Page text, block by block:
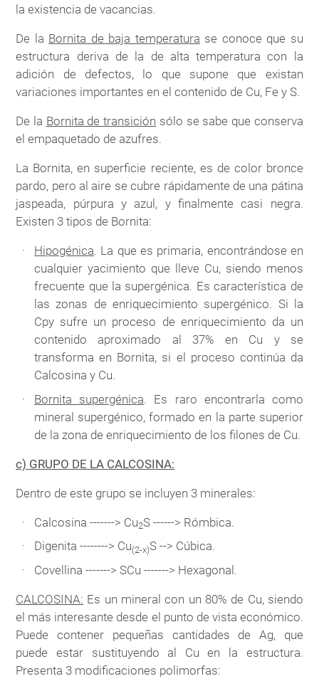
la existencia de vacancias.
De la Bornita de baja temperatura se conoce que su
estructura deriva de la de alta temperatura con la
adición de defectos, lo que supone que existan
variaciones importantes en el contenido de Cu, Fe y S.
De la Bornita de transición sólo se sabe que conserva
el empaquetado de azufres.
La Bornita, en superficie reciente, es de color bronce
pardo, pero al aire se cubre rápidamente de una pátina
jaspeada, púrpura y azul, y finalmente casi negra.
Existen 3 tipos de Bornita:
Hipogénica. La que es primaria, encontrándose en
cualquier yacimiento que lleve Cu, siendo menos
frecuente que la supergénica. Es característica de
las zonas de enriquecimiento supergénico. Si la
Cpy sufre un proceso de enriquecimiento da un
contenido aproximado al 37% en Cu y se
transforma en Bornita, si el proceso continúa da
Calcosina y Cu.
Bornita supergénica. Es raro encontrarla como
mineral supergénico, formado en la parte superior
de la zona de enriquecimiento de los filones de Cu.
c) GRUPO DE LA CALCOSINA:
Dentro de este grupo se incluyen 3 minerales:
Calcosina -------> Cu2S ------> Rómbica.
Digenita --------> Cu(2-x)S --> Cúbica.
Covellina -------> SCu -------> Hexagonal.
CALCOSINA: Es un mineral con un 80% de Cu, siendo
el más interesante desde el punto de vista económico.
Puede contener pequeñas cantidades de Ag, que
puede estar sustituyendo al Cu en la estructura.
Presenta 3 modificaciones polimorfas: